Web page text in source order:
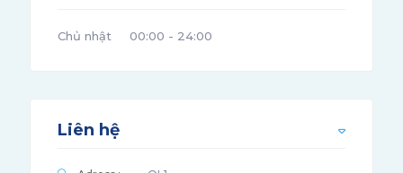
Chủ nhật 00:00 - 24:00
Liên hệ